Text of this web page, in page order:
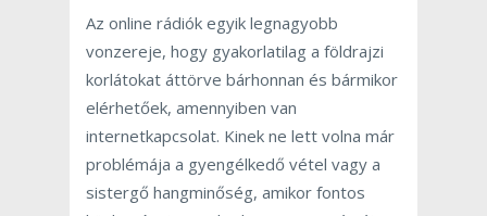
Az online rádiók egyik legnagyobb
vonzereje, hogy gyakorlatilag a földrajzi
korlátokat áttörve bárhonnan és bármikor
elérhetőek, amennyiben van
internetkapcsolat. Kinek ne lett volna már
problémája a gyengélkedő vétel vagy a
sistergő hangminőség, amikor fontos